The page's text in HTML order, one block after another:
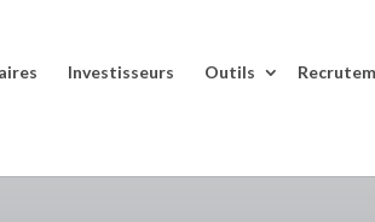
Investisseurs Outils